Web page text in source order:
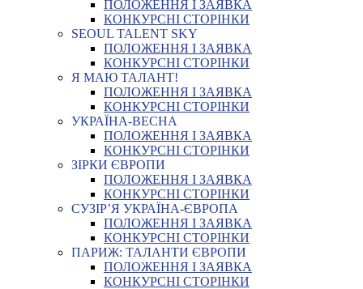
ПОЛОЖЕННЯ І ЗАЯВКА
КОНКУРСНІ СТОРІНКИ
SEOUL TALENT SKY
ПОЛОЖЕННЯ І ЗАЯВКА
КОНКУРСНІ СТОРІНКИ
Я МАЮ ТАЛАНТ!
ПОЛОЖЕННЯ І ЗАЯВКА
КОНКУРСНІ СТОРІНКИ
УКРАЇНА-ВЕСНА
ПОЛОЖЕННЯ І ЗАЯВКА
КОНКУРСНІ СТОРІНКИ
ЗІРКИ ЄВРОПИ
ПОЛОЖЕННЯ І ЗАЯВКА
КОНКУРСНІ СТОРІНКИ
СУЗІР’Я УКРАЇНА-ЄВРОПА
ПОЛОЖЕННЯ І ЗАЯВКА
КОНКУРСНІ СТОРІНКИ
ПАРИЖ: ТАЛАНТИ ЄВРОПИ
ПОЛОЖЕННЯ І ЗАЯВКА
КОНКУРСНІ СТОРІНКИ